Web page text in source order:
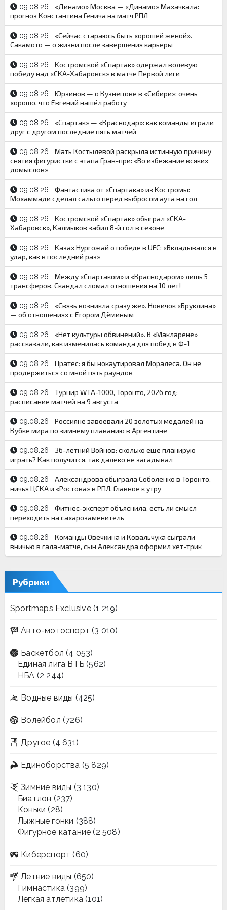
09.08.26
«Динамо» Москва — «Динамо» Махачкала:
прогноз Константина Генича на матч РПЛ
09.08.26
«Сейчас стараюсь быть хорошей женой».
Сакамото — о жизни после завершения карьеры
09.08.26
Костромской «Спартак» одержал волевую
победу над «СКА-Хабаровск» в матче Первой лиги
09.08.26
Юрзинов — о Кузнецове в «Сибири»: очень
хорошо, что Евгений нашёл работу
09.08.26
«Спартак» — «Краснодар»: как команды играли
друг с другом последние пять матчей
09.08.26
Мать Костылевой раскрыла истинную причину
снятия фигуристки с этапа Гран-при: «Во избежание всяких
домыслов»
09.08.26
Фантастика от «Спартака» из Костромы:
Мохаммади сделал сальто перед выбросом аута на гол
09.08.26
Костромской «Спартак» обыграл «СКА-
Хабаровск», Калмыков забил 8-й гол в сезоне
09.08.26
Казах Нургожай о победе в UFC: «Вкладывался в
удар, как в последний раз»
09.08.26
Между «Спартаком» и «Краснодаром» лишь 5
трансферов. Скандал сломал отношения на 10 лет!
09.08.26
«Связь возникла сразу же». Новичок «Бруклина»
— об отношениях с Егором Дёминым
09.08.26
«Нет культуры обвинений». В «Макларене»
рассказали, как изменилась команда для побед в Ф-1
09.08.26
Пратес: я бы нокаутировал Моралеса. Он не
продержиться со мной пять раундов
09.08.26
Турнир WTA-1000, Торонто, 2026 год:
расписание матчей на 9 августа
09.08.26
Россияне завоевали 20 золотых медалей на
Кубке мира по зимнему плаванию в Аргентине
09.08.26
36-летний Войнов: сколько ещё планирую
играть? Как получится, так далеко не загадывал
09.08.26
Александрова обыграла Соболенко в Торонто,
ничья ЦСКА и «Ростова» в РПЛ. Главное к утру
09.08.26
Фитнес-эксперт объяснила, есть ли смысл
переходить на сахарозаменитель
09.08.26
Команды Овечкина и Ковальчука сыграли
вничью в гала-матче, сын Александра оформил хет-трик
Рубрики
Sportmaps Exclusive(1 219)
Авто-мотоспорт (3 010)
Баскетбол (4 053)
Единая лига ВТБ (562)
НБА (2 244)
Водные виды (425)
Волейбол (726)
Другое (4 631)
Единоборства (5 829)
Зимние виды (3 130)
Биатлон (237)
Коньки (28)
Лыжные гонки (388)
Фигурное катание (2 508)
Киберспорт (60)
Летние виды (650)
Гимнастика (399)
Легкая атлетика (101)